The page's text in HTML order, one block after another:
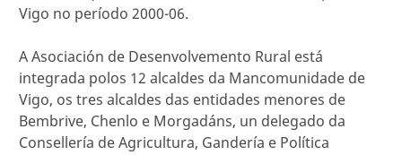
Vigo no período 2000-06.
A Asociación de Desenvolvemento Rural está
integrada polos 12 alcaldes da Mancomunidade de
Vigo, os tres alcaldes das entidades menores de
Bembrive, Chenlo e Morgadáns, un delegado da
Consellería de Agricultura, Gandería e Política